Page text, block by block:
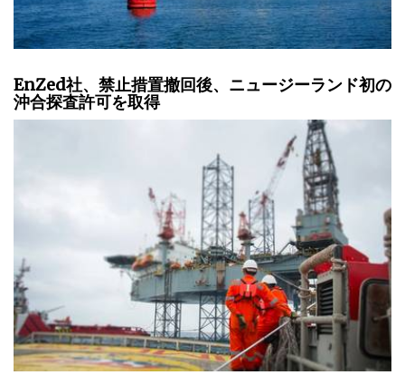
EnZed社、禁止措置撤回後、ニュージーランド初の
沖合探査許可を取得